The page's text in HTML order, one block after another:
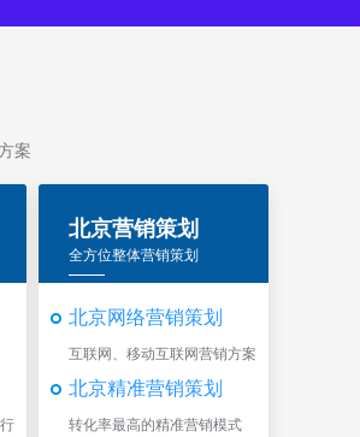
案
北京营销策划
全方位整体营销策划
北京网络营销策划
互联网、移动互联网营销方案
北京精准营销策划
转化率最高的精准营销模式